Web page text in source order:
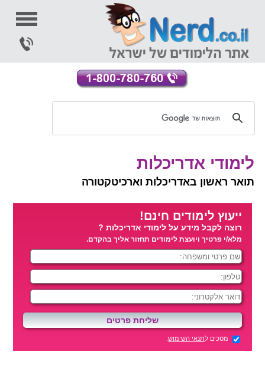
לימודי אדריכלות
תואר ראשון באדריכלות וארכיטקטורה
ייעוץ לימודים חינם!
רוצה לקבל מידע על לימודי אדריכלות ?
מלא/י פרטיך ויועצת לימודים תחזור אליך בהקדם.
מסכים לתנאי השימוש.